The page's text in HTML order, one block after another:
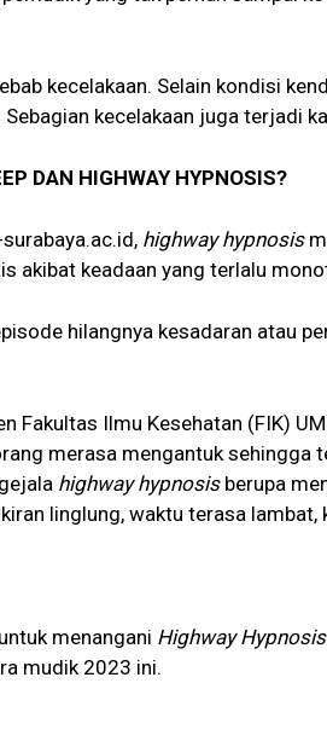
kecelakaan. Selain kondisi
kecelakaan juga terjadi
DAN HIGHWAY HYPNOSIS?
highway hypnosis
akibat keadaan yang terlalu
hilangnya kesadaran atau
Fakultas Ilmu Kesehatan (FIK)
merasa mengantuk sehingga
highway hypnosisberupa
linglung, waktu terasa
menangani Highway Hypnosis
mudik 2023 ini.